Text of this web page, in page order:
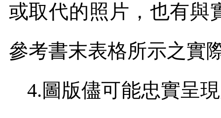
或取代的照片，也有與
參考書末表格所示之實
4.圖版儘可能忠實呈